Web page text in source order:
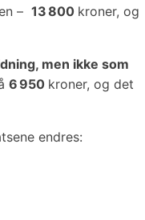
– 13 800 kroner, og
men ikke som
6 950 kroner, og det
endres: